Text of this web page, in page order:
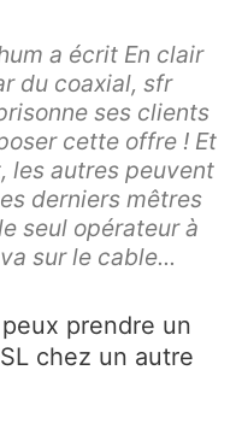
a écrit En clair
du coaxial, sfr
ses clients
cette offre ! Et
les autres peuvent
derniers mêtres
seul opérateur à
sur le cable...
prendre un
chez un autre